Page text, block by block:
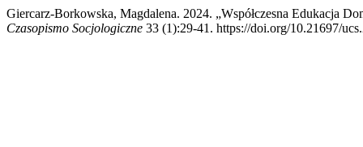
Giercarz-Borkowska, Magdalena. 2024. „Współczesna Edukacja
Czasopismo Socjologiczne 33 (1):29-41. https://doi.org/10.21697/